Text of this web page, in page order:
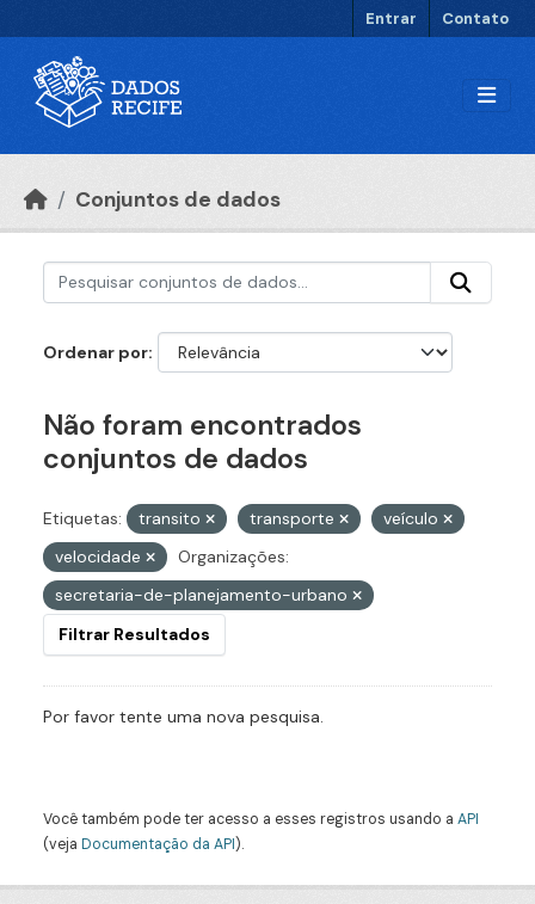
Entrar Contato
Conjuntos de dados
Ordenar por
Não foram encontrados
conjuntos de dados
Etiquetas: transito transporte
veículo
velocidade
Organizações:
secretaria-de-planejamento-urbano
Filtrar Resultados
Por favor tente uma nova pesquisa.
Você também pode ter acesso a esses registros usando a API
(veja Documentação da API).